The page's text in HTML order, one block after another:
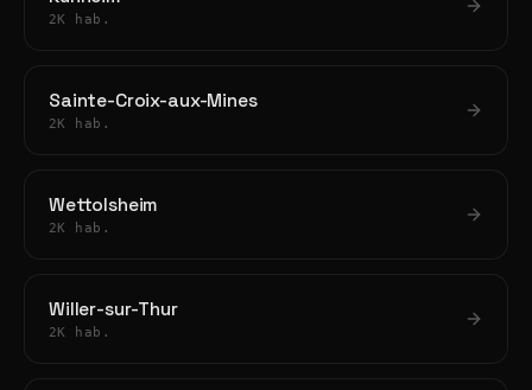
2K hab.
Sainte-Croix-aux-Mines
2K hab.
Wettolsheim
2K hab.
Willer-sur-Thur
2K hab.